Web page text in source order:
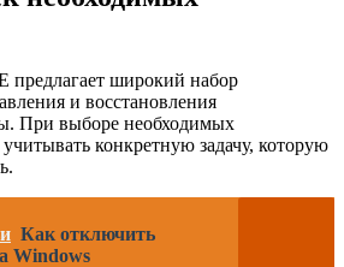
предлагает широкий набор
и восстановления
При выборе необходимых
конкретную задачу, которую
Как отключить
Windows